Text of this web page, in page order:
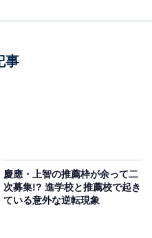
事
慶應・上智の推薦枠が余って二
次募集!? 進学校と推薦校で起き
ている意外な逆転現象